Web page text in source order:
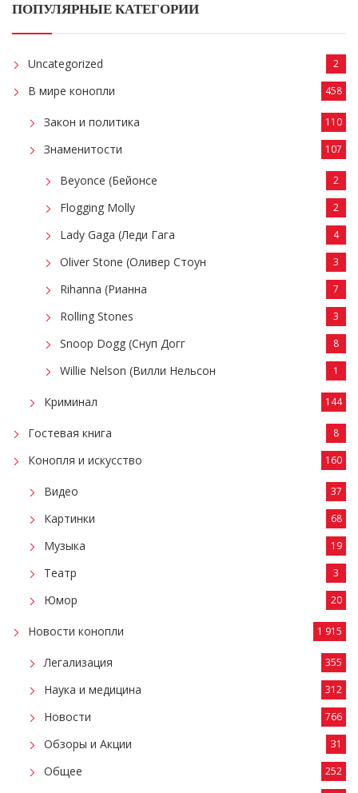
ПОПУЛЯРНЫЕ КАТЕГОРИИ
Uncategorized 2
В мире конопли 458
Закон и политика 110
Знаменитости 107
Beyonce (Бейонсе 2
Flogging Molly 2
Lady Gaga (Леди Гага 4
Oliver Stone (Оливер Стоун 3
Rihanna (Рианна 7
Rolling Stones 3
Snoop Dogg (Снуп Догг 8
Willie Nelson (Вилли Нельсон 1
Криминал 144
Гостевая книга 8
Конопля и искусство 160
Видео 37
Картинки 68
Музыка 19
Театр 3
Юмор 20
Новости конопли 1 915
Легализация 355
Наука и медицина 312
Новости 766
Обзоры и Акции 31
Общее 252